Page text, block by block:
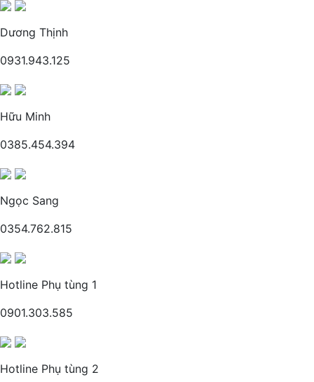
Dương Thịnh
0931.943.125
Hữu Minh
0385.454.394
Ngọc Sang
0354.762.815
Hotline Phụ tùng 1
0901.303.585
Hotline Phụ tùng 2